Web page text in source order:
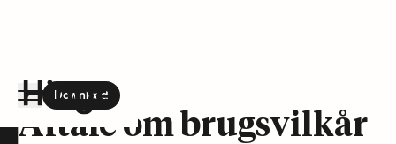
Hinge homepage
Download
the Hinge app on
Aftale om brugsvilkår